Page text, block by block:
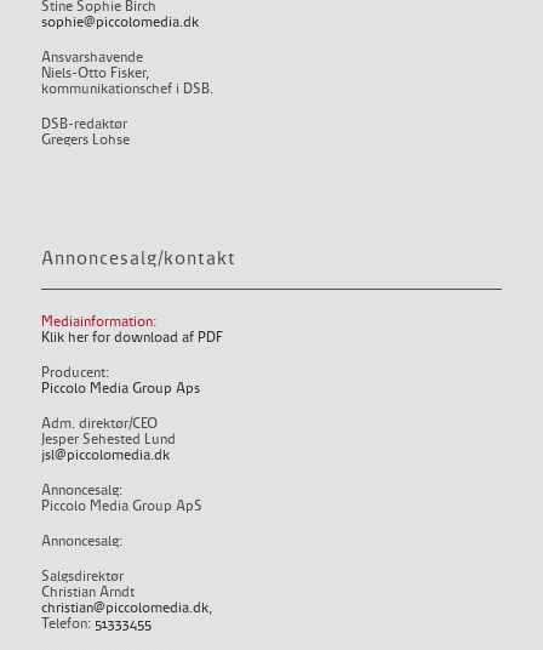
Stine Sophie Birch
sophie@piccolomedia.dk
Ansvarshavende
Niels-Otto Fisker,
kommunikationschef i DSB.
DSB-redaktør
Gregers Lohse
Annoncesalg/kontakt
Mediainformation:
Klik her for download af PDF
Producent:
Piccolo Media Group Aps
Adm. direktør/CEO
Jesper Sehested Lund
jsl@piccolomedia.dk
Annoncesalg:
Piccolo Media Group ApS
Annoncesalg:
Salgsdirektør
Christian Arndt
christian@piccolomedia.dk,
Telefon: 51333455